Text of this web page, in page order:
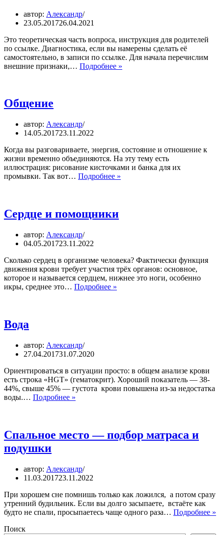
автор: Александр
23.05.201726.04.2021
Это теоретическая часть вопроса, инструкция для родителей
по ссылке. Диагностика, если вы намерены сделать её
самостоятельно, в записи по ссылке. Для начала перечислим
внешние признаки,… Подробнее »
позвоночный
столб
Общение
автор: Александр
14.05.201723.11.2022
Когда вы разговариваете, энергия, состояние и отношение к
жизни временно объединяются. На эту тему есть
иллюстрация: рисование кисточками и банка для их
промывки. Так вот… Подробнее »
Сердце и помощники
автор: Александр
04.05.201723.11.2022
Сколько сердец в организме человека? Фактически функция
движения крови требует участия трёх органов: основное,
которое и называется сердцем, нижнее это ноги, особенно
икры, среднее это… Подробнее »
Вода
автор: Александр
27.04.201731.07.2020
Ориентироваться в ситуации просто: в общем анализе крови
есть строка «HGT» (гематокрит). Хороший показатель — 38-
44%, свыше 45% — густота крови повышена из-за недостатка
воды.… Подробнее »
Спальное место — подбор матраса и
подушки
автор: Александр
11.03.201723.11.2022
При хорошем сне помнишь только как ложился, а потом сразу
утренний будильник. Если вы долго засыпаете, встаёте как
будто не спали, просыпаетесь чаще одного раза… Подробнее »
Поиск